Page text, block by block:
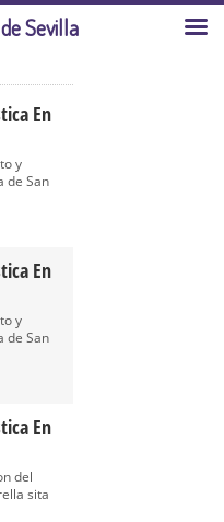
En
y
de San
En
y
de San
En
del
sita
Sevilla